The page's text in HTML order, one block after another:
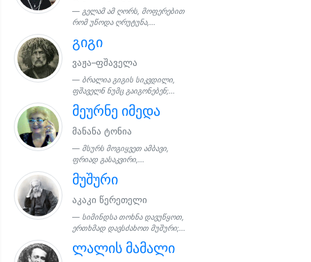
გელამ ამ ღორს, მოფერებით
რომ უწოდა ღრუტუნა,...
გიგი
ვაჟა–ფშაველა
ბრალია გიგის სიკვდილი,
ფშაველნ ნუმც გაიგონებენ;...
მეურნე იმედა
მანანა ტონია
მსურს მოგიყვეთ ამბავი,
ფრიად გასაკვირი,...
მუშური
აკაკი წერეთელი
სიმინდსა თოხნა დავუწყოთ,
ერთხმად დავსძახოთ მუშური;...
ლალის მამალი